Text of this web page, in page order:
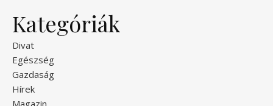
Kategóriák
Divat
Egészség
Gazdaság
Hírek
Magazin